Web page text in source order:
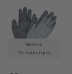
Weitere
Ausführungen